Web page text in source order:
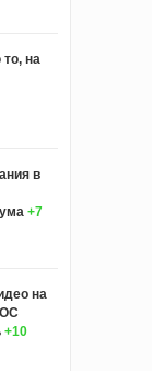
на
в
+7
на
ОС
+10